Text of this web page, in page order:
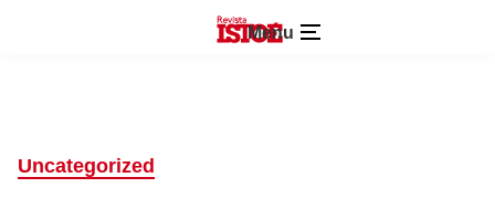
Menu
Uncategorized